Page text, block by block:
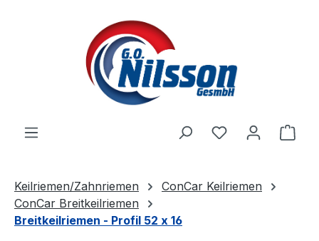
Zum Hauptinhalt springen
Keilriemen/Zahnriemen
ConCar Keilriemen
ConCar Breitkeilriemen
Breitkeilriemen - Profil 52 x 16